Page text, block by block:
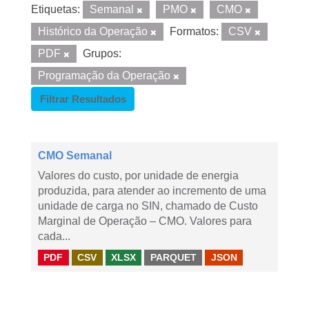
Etiquetas: Semanal PMO
CMO
Histórico da Operação
Formatos:
CSV
PDF
Grupos:
Programação da Operação
Filtrar Resultados
CMO Semanal
Valores do custo, por unidade de energia
produzida, para atender ao incremento de uma
unidade de carga no SIN, chamado de Custo
Marginal de Operação – CMO. Valores para
cada...
PDF CSV XLSX PARQUET JSON